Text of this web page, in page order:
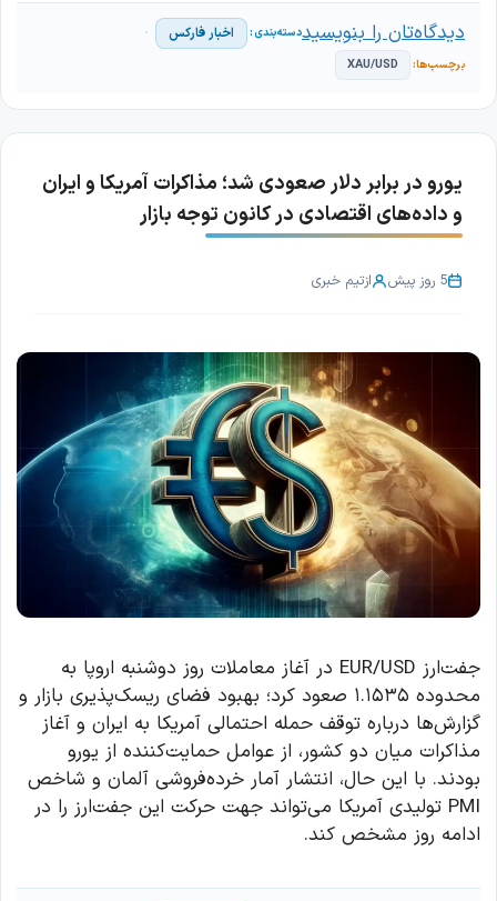
اخبار فارکس
XAU/USD
دیدگاه‌تان را بنویسید
یورو در برابر دلار صعودی شد؛ مذاکرات آمریکا و ایران
و داده‌های اقتصادی در کانون توجه بازار
5 روز پیش ازتیم خبری
جفت‌ارز EUR/USD در آغاز معاملات روز دوشنبه اروپا به
محدوده ۱.۱۵۳۵ صعود کرد؛ بهبود فضای ریسک‌پذیری بازار و
گزارش‌ها درباره توقف حمله احتمالی آمریکا به ایران و آغاز
مذاکرات میان دو کشور، از عوامل حمایت‌کننده از یورو
بودند. با این حال، انتشار آمار خرده‌فروشی آلمان و شاخص
PMI تولیدی آمریکا می‌تواند جهت حرکت این جفت‌ارز را در
ادامه روز مشخص کند.